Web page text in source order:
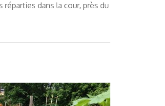
dans la cour, près du